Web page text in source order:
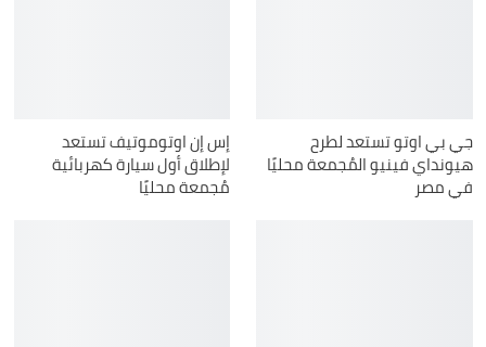
جي بي اوتو تستعد لطرح
هيونداي فينيو المُجمعة محليًا
في مصر
إس إن اوتوموتيف تستعد
لإطلاق أول سيارة كهربائية
مُجمعة محليًا